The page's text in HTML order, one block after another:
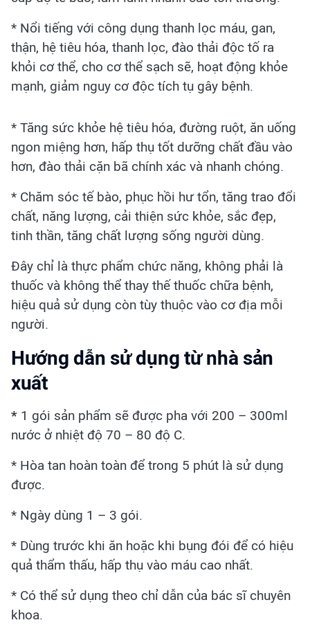
* Nổi tiếng với công dụng thanh lọc máu, gan,
thận, hệ tiêu hóa, thanh lọc, đào thải độc tố ra
khỏi cơ thể, cho cơ thể sạch sẽ, hoạt động khỏe
mạnh, giảm nguy cơ độc tích tụ gây bệnh.
* Tăng sức khỏe hệ tiêu hóa, đường ruột, ăn uống
ngon miệng hơn, hấp thụ tốt dưỡng chất đầu vào
hơn, đào thải cặn bã chính xác và nhanh chóng.
* Chăm sóc tế bào, phục hồi hư tổn, tăng trao đổi
chất, năng lượng, cải thiện sức khỏe, sắc đẹp,
tinh thần, tăng chất lượng sống người dùng.
Đây chỉ là thực phẩm chức năng, không phải là
thuốc và không thể thay thế thuốc chữa bệnh,
hiệu quả sử dụng còn tùy thuộc vào cơ địa mỗi
người.
Hướng dẫn sử dụng từ nhà sản
xuất
* 1 gói sản phẩm sẽ được pha với 200 – 300ml
nước ở nhiệt độ 70 – 80 độ C.
* Hòa tan hoàn toàn để trong 5 phút là sử dụng
được.
* Ngày dùng 1 – 3 gói.
* Dùng trước khi ăn hoặc khi bụng đói để có hiệu
quả thẩm thấu, hấp thụ vào máu cao nhất.
* Có thể sử dụng theo chỉ dẫn của bác sĩ chuyên
khoa.